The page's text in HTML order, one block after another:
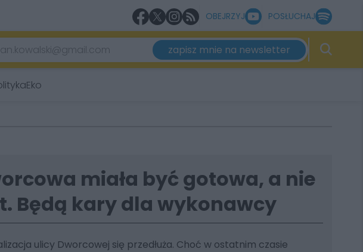
OBEJRZYJ POSŁUCHAJ
zapisz mnie na newsletter
Eko
miała być gotowa, a nie
Będą kary dla wykonawcy
ulicy Dworcowej się przedłuża. Choć w ostatnim czasie